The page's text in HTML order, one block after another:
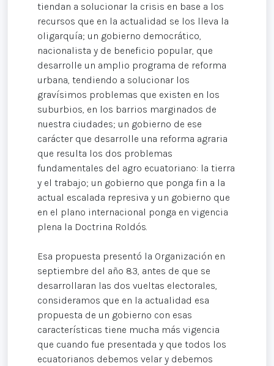
tiendan a solucionar la crisis en base a los
recursos que en la actualidad se los lleva la
oligarquía; un gobierno democrático,
nacionalista y de beneficio popular, que
desarrolle un amplio programa de reforma
urbana, tendiendo a solucionar los
gravísimos problemas que existen en los
suburbios, en los barrios marginados de
nuestra ciudades; un gobierno de ese
carácter que desarrolle una reforma agraria
que resulta los dos problemas
fundamentales del agro ecuatoriano: la tierra
y el trabajo; un gobierno que ponga fin a la
actual escalada represiva y un gobierno que
en el plano internacional ponga en vigencia
plena la Doctrina Roldós.
Esa propuesta presentó la Organización en
septiembre del año 83, antes de que se
desarrollaran las dos vueltas electorales,
consideramos que en la actualidad esa
propuesta de un gobierno con esas
características tiene mucha más vigencia
que cuando fue presentada y que todos los
ecuatorianos debemos velar y debemos